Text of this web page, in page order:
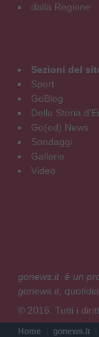
dalla Regione
Sezioni del
Sport
GoBlog
Della Storia
Go(od) News
Sondaggi
Gallerie
Video
gonews.it è un
gonews.it,
© 2016. Tutti i
Home gonews.it